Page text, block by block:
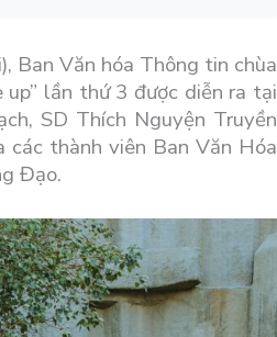
Ban Văn hóa Thông tin chùa
lần thứ 3 được diễn ra tại
SD Thích Nguyện Truyền
thành viên Ban Văn Hóa
Đạo.